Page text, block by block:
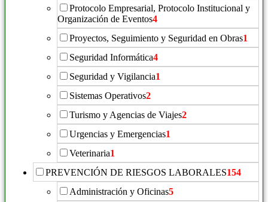
Protocolo Empresarial, Protocolo Institucional y
Organización de Eventos4
Proyectos, Seguimiento y Seguridad en Obras1
Seguridad Informática4
Seguridad y Vigilancia1
Sistemas Operativos2
Turismo y Agencias de Viajes2
Urgencias y Emergencias1
Veterinaria1
PREVENCIÓN DE RIESGOS LABORALES154
Administración y Oficinas5